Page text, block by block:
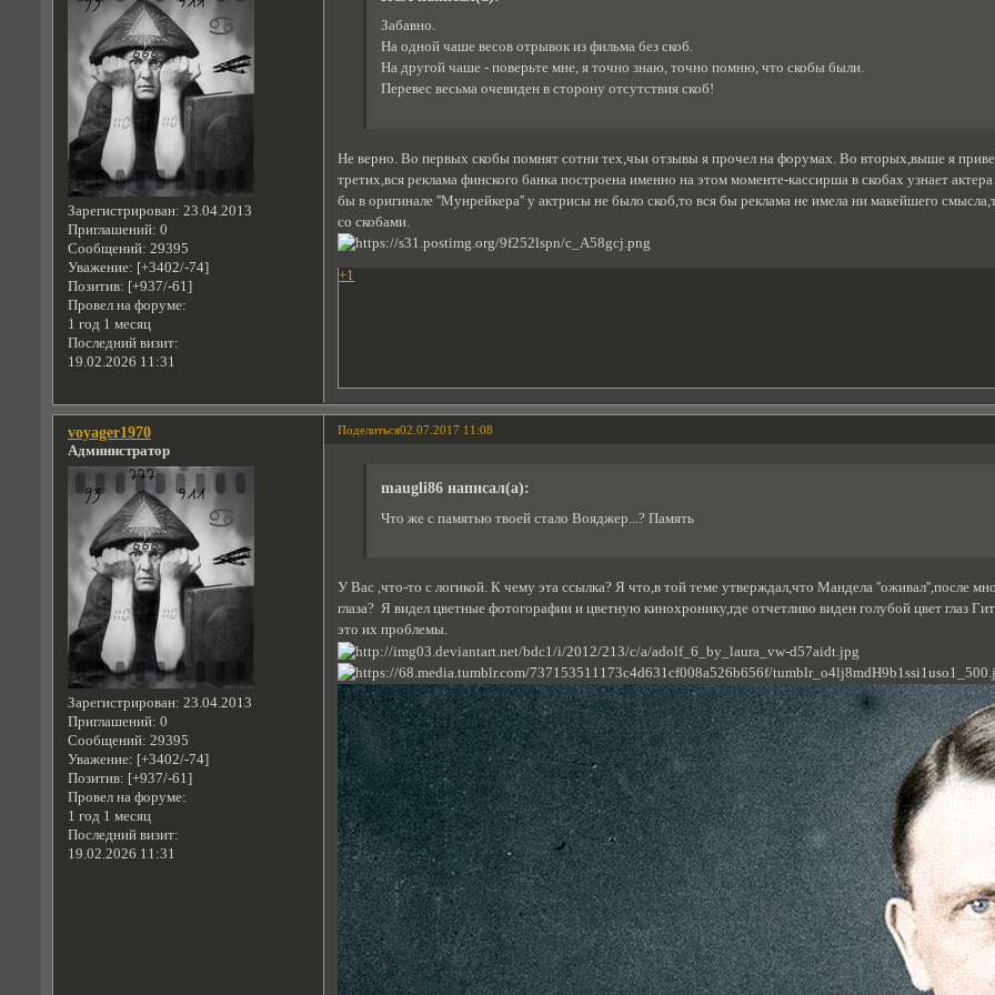
Зарегистрирован: 23.04.2013
Приглашений: 0
Сообщений: 29395
Уважение: [+3402/-74]
Позитив: [+937/-61]
Провел на форуме:
1 год 1 месяц
Последний визит:
19.02.2026 11:31
Забавно.
На одной чаше весов отрывок из фильма без скоб.
На другой чаше - поверьте мне, я точно знаю, точно помню, что скобы были.
Перевес весьма очевиден в сторону отсутствия скоб!
Не верно. Во первых скобы помнят сотни тех,чьи отзывы я прочел на форумах. Во вторых,выше я
третих,вся реклама финского банка построена именно на этом моменте-кассирша в скобах узнает
бы в оригинале ''Мунрейкера'' у актрисы не было скоб,то вся бы реклама не имела ни макейшего
со скобами.
+1
Поделиться02.07.2017 11:08
voyager1970
Администратор
Зарегистрирован: 23.04.2013
Приглашений: 0
Сообщений: 29395
Уважение: [+3402/-74]
Позитив: [+937/-61]
Провел на форуме:
1 год 1 месяц
Последний визит:
19.02.2026 11:31
maugli86 написал(а):
Что же с памятью твоей стало Вояджер...? Память
У Вас ,что-то с логикой. К чему эта ссылка? Я что,в той теме утверждал,что Мандела ''оживал'',после
глаза? Я видел цветные фотогорафии и цветную кинохронику,где отчетливо виден голубой цвет глаз
это их проблемы.